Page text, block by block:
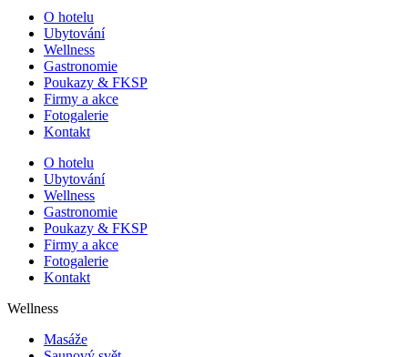
O hotelu
Ubytování
Wellness
Gastronomie
Poukazy & FKSP
Firmy a akce
Fotogalerie
Kontakt
O hotelu
Ubytování
Wellness
Gastronomie
Poukazy & FKSP
Firmy a akce
Fotogalerie
Kontakt
Wellness
Masáže